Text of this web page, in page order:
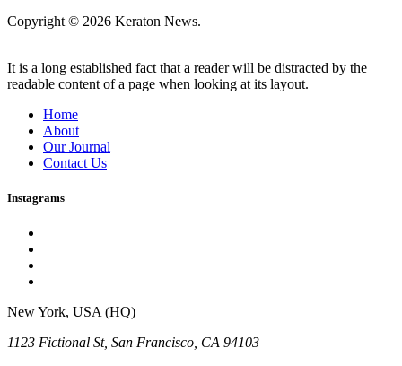
Copyright © 2026 Keraton News.
It is a long established fact that a reader will be distracted by the
readable content of a page when looking at its layout.
Home
About
Our Journal
Contact Us
Instagrams
New York, USA (HQ)
1123 Fictional St, San Francisco, CA 94103